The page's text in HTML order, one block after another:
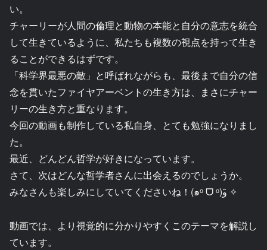
い。
チャーリーが人間の倫理と動物の本能と自分の意志を統合
して生きているように、私たちも複数の視点を持って生き
ることができるはずです。
「科学界最悪の敵」と呼ばれながらも、最後まで自分の信
念を貫いたファイヤアーベントの生き方は、まさにチャー
リーの生き方と重なります。
今回の動画も制作している私自身、とても勉強になりまし
た。
最近、どんどん哲学が好きになっています。
さて、次はどんな哲学者さんに出会えるのでしょうか。
みなさんも楽しみにしていてくださいね！(๑ᵒ ᗜ ᵒ)و ̑✧
動画では、より視覚的に分かりやすくこのテーマを解説し
ています。